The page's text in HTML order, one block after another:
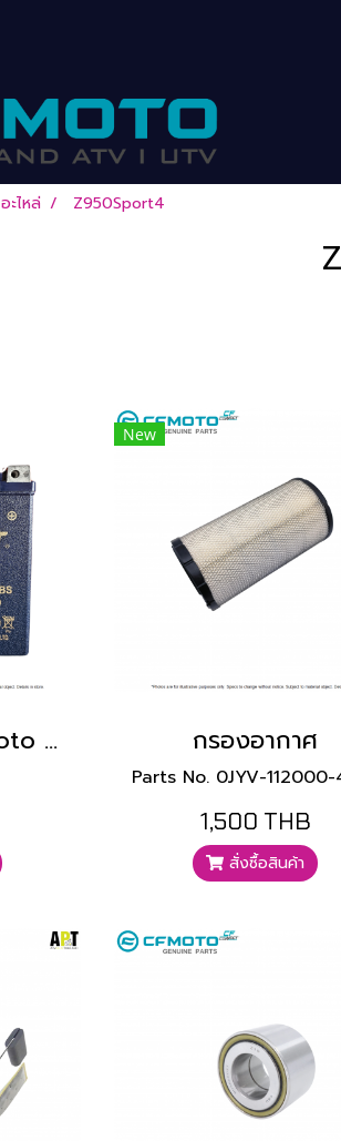
อะไหล่ Z950Sport4
แบตเตอรี่ใส่ CFmoto แบรนด์ DYNAVOLT 12V32AH
New
กรองอากาศ
Parts No. 0JYV-
1,500 THB
สั่งซื้อสินค้า